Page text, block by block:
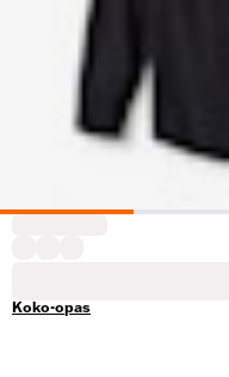
Koko-opas